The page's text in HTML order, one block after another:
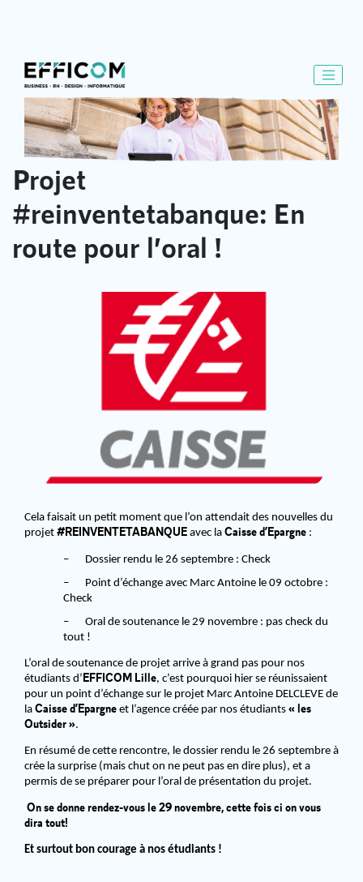
Projet
#reinventetabanque: En
route pour l’oral !
Cela faisait un petit moment que l’on attendait des nouvelles du
projet #REINVENTETABANQUE avec la Caisse d’Epargne :
–
Dossier rendu le 26 septembre : Check
–
Point d’échange avec Marc Antoine le 09 octobre :
Check
–
Oral de soutenance le 29 novembre : pas check du
tout !
L’oral de soutenance de projet arrive à grand pas pour nos
étudiants d’EFFICOM Lille, c’est pourquoi hier se réunissaient
pour un point d’échange sur le projet Marc Antoine DELCLEVE de
la Caisse d’Epargne et l’agence créée par nos étudiants « les
Outsider ».
En résumé de cette rencontre, le dossier rendu le 26 septembre à
crée la surprise (mais chut on ne peut pas en dire plus), et a
permis de se préparer pour l’oral de présentation du projet.
On se donne rendez-vous le 29 novembre, cette fois ci on vous
dira tout!
Et surtout bon courage à nos étudiants !